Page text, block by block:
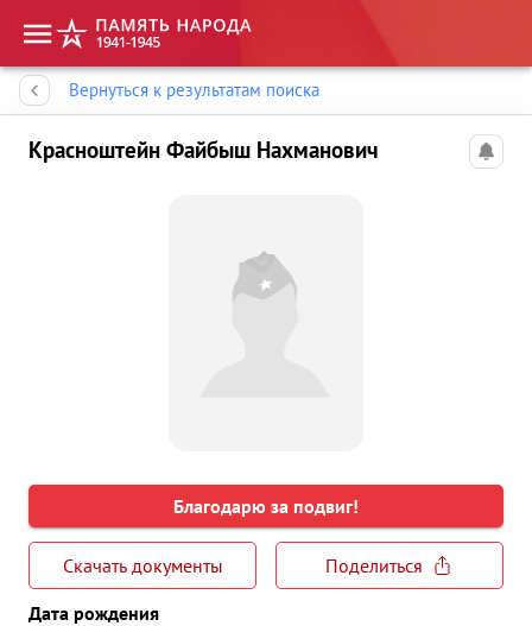
Вернуться к результатам поиска
Красноштейн Файбыш Нахманович
Благодарю за подвиг!
Скачать документы
Поделиться
Дата рождения
Память народа